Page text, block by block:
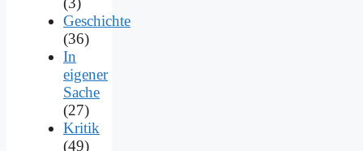
Geschichte
(36)
In
eigener
Sache
(27)
Kritik
(49)